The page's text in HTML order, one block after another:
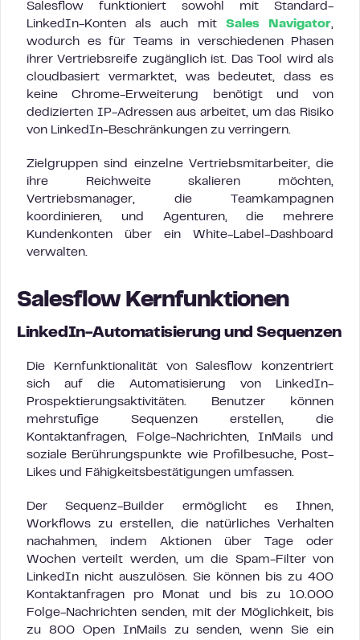
Salesflow funktioniert sowohl mit Standard-
LinkedIn-Konten als auch mit Sales Navigator,
wodurch es für Teams in verschiedenen Phasen
ihrer Vertriebsreife zugänglich ist. Das Tool wird als
cloudbasiert vermarktet, was bedeutet, dass es
keine Chrome-Erweiterung benötigt und von
dedizierten IP-Adressen aus arbeitet, um das Risiko
von LinkedIn-Beschränkungen zu verringern.
Zielgruppen sind einzelne Vertriebsmitarbeiter, die
ihre Reichweite skalieren möchten,
Vertriebsmanager, die Teamkampagnen
koordinieren, und Agenturen, die mehrere
Kundenkonten über ein White-Label-Dashboard
verwalten.
Salesflow Kernfunktionen
LinkedIn-Automatisierung und Sequenzen
Die Kernfunktionalität von Salesflow konzentriert
sich auf die Automatisierung von LinkedIn-
Prospektierungsaktivitäten. Benutzer können
mehrstufige Sequenzen erstellen, die
Kontaktanfragen, Folge-Nachrichten, InMails und
soziale Berührungspunkte wie Profilbesuche, Post-
Likes und Fähigkeitsbestätigungen umfassen.
Der Sequenz-Builder ermöglicht es Ihnen,
Workflows zu erstellen, die natürliches Verhalten
nachahmen, indem Aktionen über Tage oder
Wochen verteilt werden, um die Spam-Filter von
LinkedIn nicht auszulösen. Sie können bis zu 400
Kontaktanfragen pro Monat und bis zu 10.000
Folge-Nachrichten senden, mit der Möglichkeit, bis
zu 800 Open InMails zu senden, wenn Sie ein